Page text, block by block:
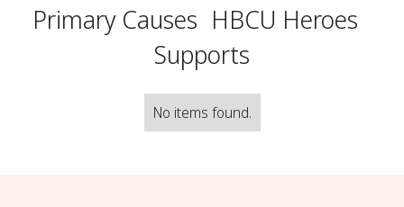
Primary Causes HBCU Heroes
Supports
No items found.